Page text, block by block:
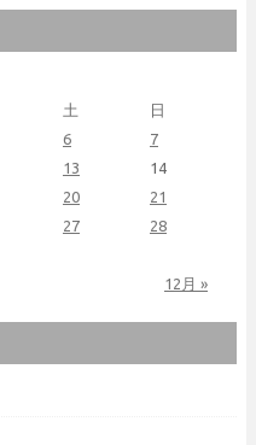
土 日
12月 »
6
7
13
14
20
21
27
28